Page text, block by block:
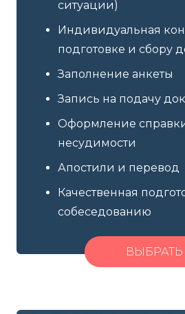
ситуации)
Индивидуальная
подготовке и сбору
Заполнение анкеты
Запись на подачу
Оформление
несудимости
Апостили и перевод
Качественная
собеседованию
ВЫБРАТЬ